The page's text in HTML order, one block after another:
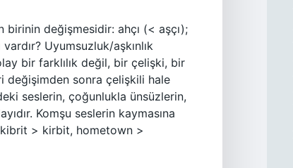
birinin değişmesidir: ahçı (< aşçı);
Uyumsuzluk/aşkınlık
bir farklılık değil, bir çelişki, bir
değişimden sonra çelişkili hale
seslerin, çoğunlukla ünsüzlerin,
Komşu seslerin kaymasına
kibrit > kirbit, hometown >